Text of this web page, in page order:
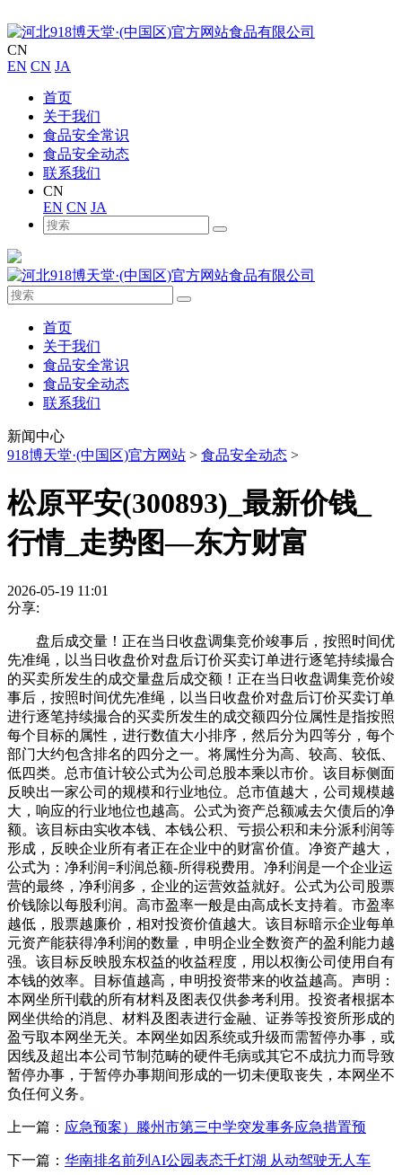
CN
EN CN JA
首页
关于我们
食品安全常识
食品安全动态
联系我们
CN
EN CN JA
首页
关于我们
食品安全常识
食品安全动态
联系我们
新闻中心
918博天堂·(中国区)官方网站 > 食品安全动态 >
松原平安(300893)_最新价钱_
行情_走势图—东方财富
2026-05-19 11:01
分享:
盘后成交量！正在当日收盘调集竞价竣事后，按照时间优
先准绳，以当日收盘价对盘后订价买卖订单进行逐笔持续撮合
的买卖所发生的成交量盘后成交额！正在当日收盘调集竞价竣
事后，按照时间优先准绳，以当日收盘价对盘后订价买卖订单
进行逐笔持续撮合的买卖所发生的成交额四分位属性是指按照
每个目标的属性，进行数值大小排序，然后分为四等分，每个
部门大约包含排名的四分之一。将属性分为高、较高、较低、
低四类。总市值计较公式为公司总股本乘以市价。该目标侧面
反映出一家公司的规模和行业地位。总市值越大，公司规模越
大，响应的行业地位也越高。公式为资产总额减去欠债后的净
额。该目标由实收本钱、本钱公积、亏损公积和未分派利润等
形成，反映企业所有者正在企业中的财富价值。净资产越大，
公式为：净利润=利润总额-所得税费用。净利润是一个企业运
营的最终，净利润多，企业的运营效益就好。公式为公司股票
价钱除以每股利润。高市盈率一般是由高成长支持着。市盈率
越低，股票越廉价，相对投资价值越大。该目标暗示企业每单
元资产能获得净利润的数量，申明企业全数资产的盈利能力越
强。该目标反映股东权益的收益程度，用以权衡公司使用自有
本钱的效率。目标值越高，申明投资带来的收益越高。声明：
本网坐所刊载的所有材料及图表仅供参考利用。投资者根据本
网坐供给的消息、材料及图表进行金融、证券等投资所形成的
盈亏取本网坐无关。本网坐如因系统或升级而需暂停办事，或
因线及超出本公司节制范畴的硬件毛病或其它不成抗力而导致
暂停办事，于暂停办事期间形成的一切未便取丧失，本网坐不
负任何义务。
上一篇： 应急预案）滕州市第三中学突发事务应急措置预
下一篇： 华南排名前列AI公园表态千灯湖 从动驾驶无人车